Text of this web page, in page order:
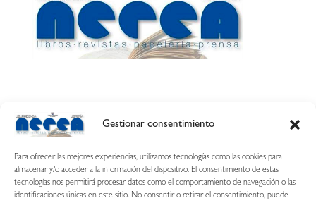
Gestionar consentimiento
Para ofrecer las mejores experiencias, utilizamos tecnologías como las cookies para
almacenar y/o acceder a la información del dispositivo. El consentimiento de estas
tecnologías nos permitirá procesar datos como el comportamiento de navegación o las
identificaciones únicas en este sitio. No consentir o retirar el consentimiento, puede
Calle Esquíroz, 27
687 54 31 70
nerearetamonge@gmail.com